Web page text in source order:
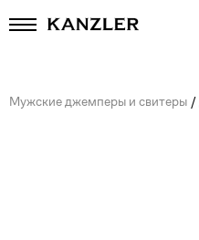
Мужские джемперы и свитеры /